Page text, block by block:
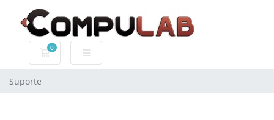
0
Carrinho de Compras
Suporte